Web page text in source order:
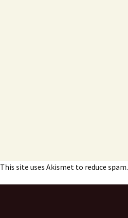
This site uses Akismet to reduce spam.